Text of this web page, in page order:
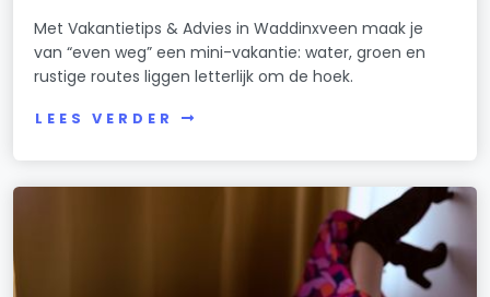
Met Vakantietips & Advies in Waddinxveen maak je
van “even weg” een mini-vakantie: water, groen en
rustige routes liggen letterlijk om de hoek.
LEES VERDER